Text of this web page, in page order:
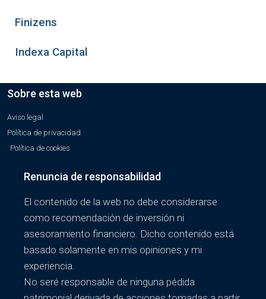
Finizens
Indexa Capital
Sobre esta web
Aviso legal
Política de privacidad
Política de cookies
Renuncia de responsabilidad
El contenido de la web no debe considerarse
como recomendación de inversión ni
asesoramiento financiero. Dicho contenido está
basado solamente en mis opiniones y mi
experiencia.
No seré responsable de ninguna pédida